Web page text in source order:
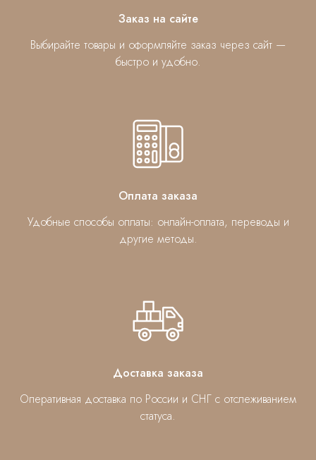
Заказ на сайте
Выбирайте товары и оформляйте заказ через сайт —
быстро и удобно.
Оплата заказа
Удобные способы оплаты: онлайн-оплата, переводы и
другие методы.
Доставка заказа
Оперативная доставка по России и СНГ с отслеживанием
статуса.